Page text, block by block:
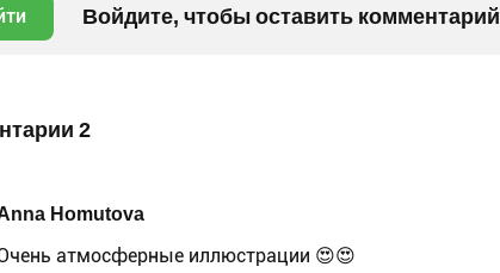
Войдите, чтобы оставить комментарий
2
Homutova
атмосферные иллюстрации 😍😍